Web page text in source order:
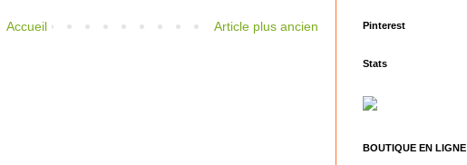
Article plus ancien
Accueil Pinterest
Stats
BOUTIQUE EN LIGNE